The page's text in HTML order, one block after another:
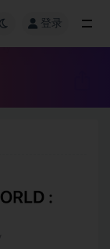
登录